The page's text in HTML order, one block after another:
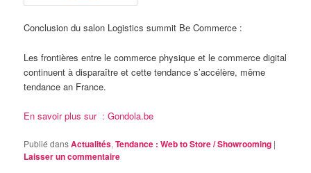
Conclusion du salon Logistics summit Be Commerce :
Les frontières entre le commerce physique et le commerce digital
continuent à disparaître et cette tendance s’accélère, même
tendance an France.
En savoir plus sur : Gondola.be
Publié dansActualités,Tendance : Web to Store / Showrooming |
Laisser un commentaire